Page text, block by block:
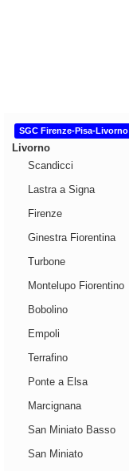
SGC Firenze-Pisa-Livorno
Livorno
Scandicci
Lastra a Signa
Firenze
Ginestra Fiorentina
Turbone
Montelupo Fiorentino
Bobolino
Empoli
Terrafino
Ponte a Elsa
Marcignana
San Miniato Basso
San Miniato